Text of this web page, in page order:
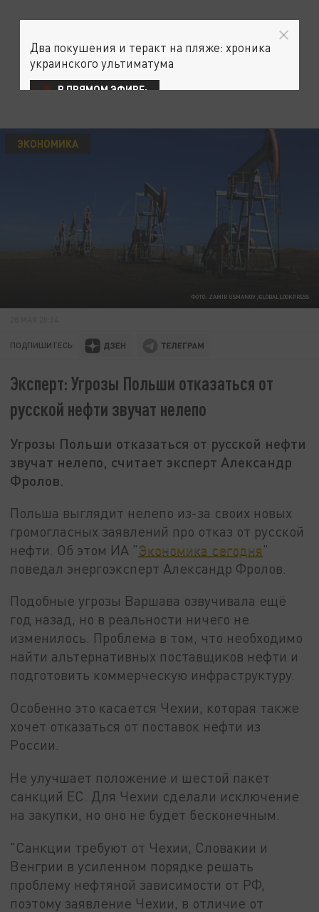
ФОТО: ZAMIR USMANOV /GLOBALLOOKPRESS
ЭКОНОМИКА
ПОДПИШИТЕСЬ:
Эксперт: Угрозы Польши отказаться от
русской нефти звучат нелепо
Угрозы Польши отказаться от русской нефти
звучат нелепо, считает эксперт Александр
Фролов.
Польша выглядит нелепо из-за своих новых
громогласных заявлений про отказ от русской
нефти. Об этом ИА "Экономика сегодня"
поведал энергоэксперт Александр Фролов.
Подобные угрозы Варшава озвучивала ещё
год назад, но в реальности ничего не
изменилось. Проблема в том, что необходимо
найти альтернативных поставщиков нефти и
подготовить коммерческую инфраструктуру.
Особенно это касается Чехии, которая также
хочет отказаться от поставок нефти из
России.
Не улучшает положение и шестой пакет
санкций ЕС. Для Чехии сделали исключение
на закупки, но оно не будет бесконечным.
"Санкции требуют от Чехии, Словакии и
Венгрии в усиленном порядке решать
проблему нефтяной зависимости от РФ,
поэтому заявление Чехии, в отличие от
Два покушения и теракт на пляже: хроника
украинского ультиматума
В ПРЯМОМ ЭФИРЕ: